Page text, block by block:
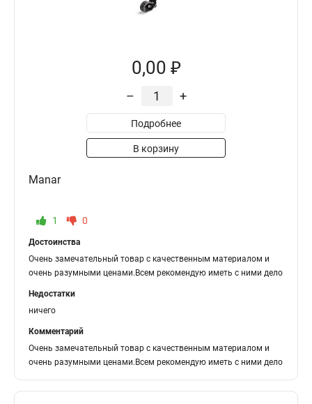
0,00 ₽
– +
Подробнее
В корзину
Manar
1 0
Достоинства
Очень замечательный товар с качественным материалом и
очень разумными ценами.Всем рекомендую иметь с ними дело
Недостатки
ничего
Комментарий
Очень замечательный товар с качественным материалом и
очень разумными ценами.Всем рекомендую иметь с ними дело